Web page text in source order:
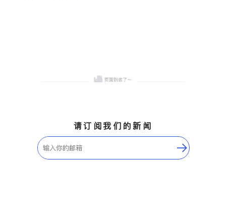
请订阅我们的新闻